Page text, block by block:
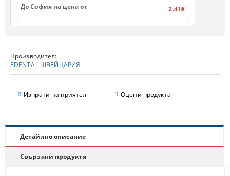
Производител:
EDENTA - ШВЕЙЦАРИЯ
Изпрати на приятел Оцени продукта
До София на цена от
2.41€
Детайлно описание
Свързани продукти